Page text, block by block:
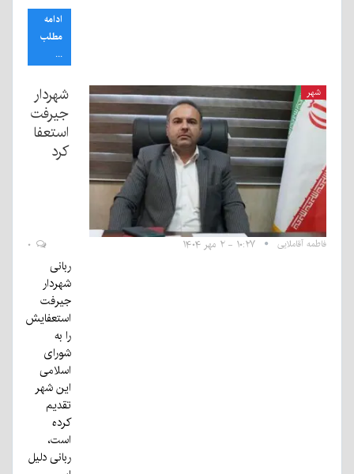
ادامه
مطلب
...
شهر
شهردار
جیرفت
استعفا
کرد
فاطمه آقاملایی ۱۰:۲۷ - ۲ مهر ۱۴۰۴
ربانی
شهردار
جیرفت
استعفایش
را به
شورای
اسلامی
این شهر
تقدیم
کرده
است،
ربانی دلیل